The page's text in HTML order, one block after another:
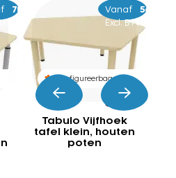
799879
Configureerbaar
Tabulo Vijfhoek
tafel klein, houten
poten
Vanaf 569649
Excl. BTW